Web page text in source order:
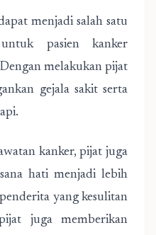
menjadi salah satu
pasien kanker
melakukan pijat
gejala sakit serta
kanker, pijat juga
hati menjadi lebih
yang kesulitan
juga memberikan